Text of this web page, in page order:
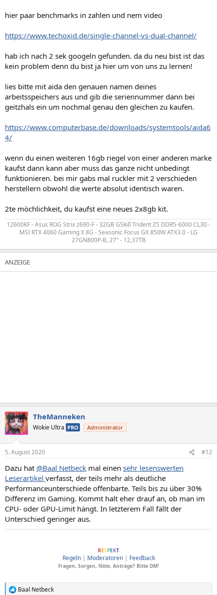
hier paar benchmarks in zahlen und nem video
https://www.techoxid.de/single-channel-vs-dual-channel/
hab ich nach 2 sek googeln gefunden. da du neu bist ist das
kein problem denn du bist ja hier um von uns zu lernen!
lies bitte mit aida den genauen namen deines
arbeitsspeichers aus und gib die seriennummer dann bei
geitzhals ein um nochmal genau den gleichen zu kaufen.
https://www.computerbase.de/downloads/systemtools/aida6
4/
wenn du einen weiteren 16gb riegel von einer anderen marke
kaufst dann kann aber muss das ganze nicht unbedingt
funktionieren. bei mir gabs mal ruckler mit 2 verschieden
herstellern obwohl die werte absolut identisch waren.
2te möchlichkeit, du kaufst eine neues 2x8gb kit.
12600KF - Asus ROG Strix z690-F - 32GB GSkill Trident Z5 DDR5-6000 CL30 -
MSI RTX 4060 Gaming X 8G - Seasonic Focus GX 850W ATX3.0 - LG
27GN800P-B, 27" - 12,37TB​
TheManneken
Wokie Ultra PRO Administrator
5. August 2020 #12
Dazu hat @Baal Netbeck mal einen sehr lesenswerten
Leserartikel verfasst, der teils mehr als deutliche
Performanceunterschiede offenbarte. Teils bis zu über 30%
Differenz im Gaming. Kommt halt eher drauf an, ob man im
CPU- oder GPU-Limit hängt. In letzterem Fall fällt der
Unterschied geringer aus.
RESPEKT
Regeln| Moderatoren| Feedback
Fragen, Sorgen, Nöte, Anträge? Bitte DM!
R Baal Netbeck